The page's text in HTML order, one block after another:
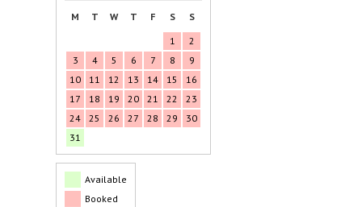
M T W T F S
S
1
2
3
4 5 6 7 8
9
10
11 12 13 14 15
16
17
18 19 20 21 22
23
24
25 26 27 28 29
30
31
Available
Booked